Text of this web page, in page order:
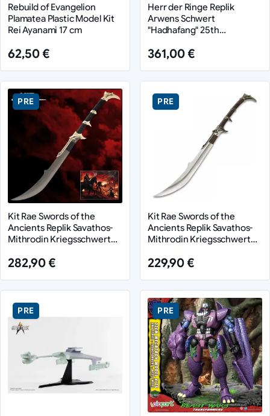
Rebuild of Evangelion
Plamatea Plastic Model Kit
Rei Ayanami 17 cm
62,50 €
Herr der Ringe Replik
Arwens Schwert
"Hadhafang" 25th
361,00 €
PRE
Kit Rae Swords of the
Ancients Replik Savathos-
Mithrodin Kriegsschwert
282,90 €
PRE
Kit Rae Swords of the
Ancients Replik Savathos-
Mithrodin Kriegsschwert
229,90 €
PRE PRE